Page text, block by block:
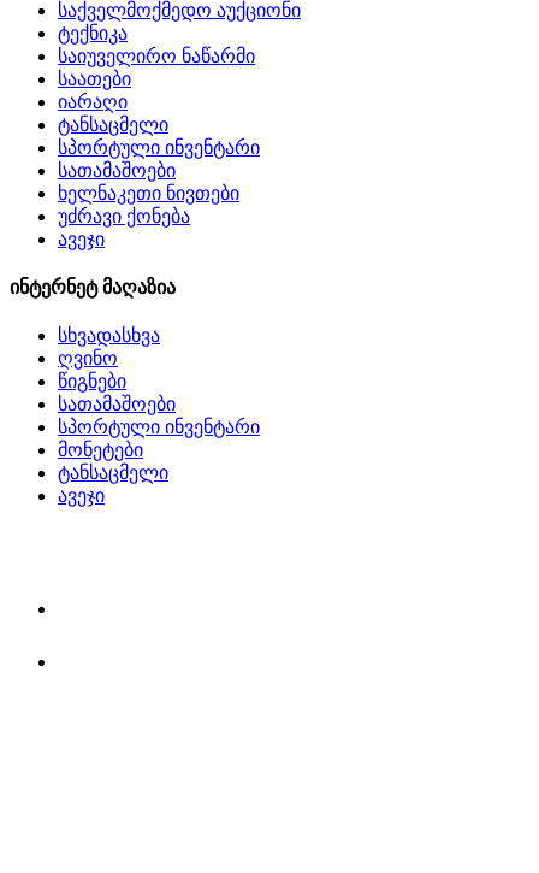
საქველმოქმედო აუქციონი
ტექნიკა
საიუველირო ნაწარმი
საათები
იარაღი
ტანსაცმელი
სპორტული ინვენტარი
სათამაშოები
ხელნაკეთი ნივთები
უძრავი ქონება
ავეჯი
ინტერნეტ მაღაზია
სხვადასხვა
ღვინო
წიგნები
სათამაშოები
სპორტული ინვენტარი
მონეტები
ტანსაცმელი
ავეჯი